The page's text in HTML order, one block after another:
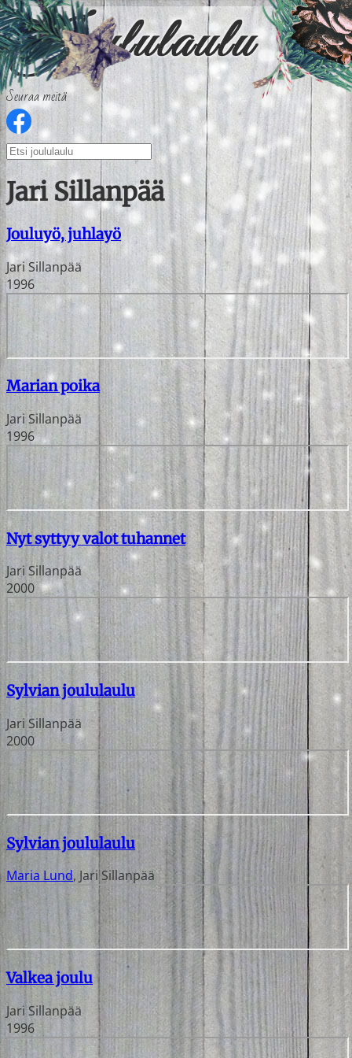
Seuraa meitä
Jari Sillanpää
Jouluyö, juhlayö
Jari Sillanpää
1996
Marian poika
Jari Sillanpää
1996
Nyt syttyy valot tuhannet
Jari Sillanpää
2000
Sylvian joululaulu
Jari Sillanpää
2000
Sylvian joululaulu
Maria Lund, Jari Sillanpää
Valkea joulu
Jari Sillanpää
1996